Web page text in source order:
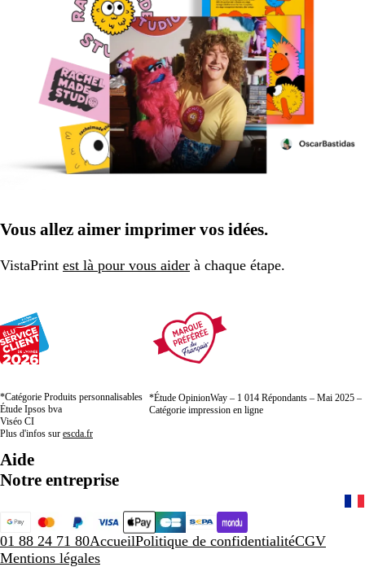
Vous allez aimer imprimer vos idées.
VistaPrint est là pour vous aider à chaque étape.
*Catégorie Produits personnalisables
Étude Ipsos bva
Viséo CI
Plus d'infos sur escda.fr
*Étude OpinionWay – 1 014 Répondants – Mai 2025 –
Catégorie impression en ligne
Aide
Notre entreprise
01 88 24 71 80AccueilPolitique de confidentialitéCGV
Mentions légales